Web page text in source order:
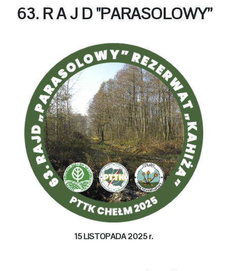
63. R A J D "PARASOLOWY”
15 LISTOPADA 2025 r.